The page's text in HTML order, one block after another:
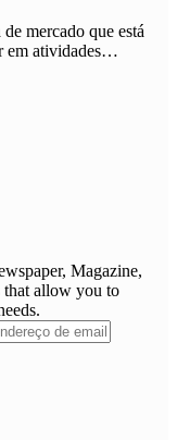
mercado que está
em atividades…
Magazine,
that allow you to